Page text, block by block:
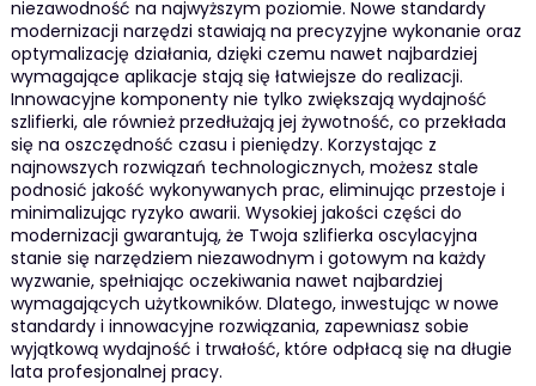
niezawodność na najwyższym poziomie. Nowe standardy
modernizacji narzędzi stawiają na precyzyjne wykonanie oraz
optymalizację działania, dzięki czemu nawet najbardziej
wymagające aplikacje stają się łatwiejsze do realizacji.
Innowacyjne komponenty nie tylko zwiększają wydajność
szlifierki, ale również przedłużają jej żywotność, co przekłada
się na oszczędność czasu i pieniędzy. Korzystając z
najnowszych rozwiązań technologicznych, możesz stale
podnosić jakość wykonywanych prac, eliminując przestoje i
minimalizując ryzyko awarii. Wysokiej jakości części do
modernizacji gwarantują, że Twoja szlifierka oscylacyjna
stanie się narzędziem niezawodnym i gotowym na każdy
wyzwanie, spełniając oczekiwania nawet najbardziej
wymagających użytkowników. Dlatego, inwestując w nowe
standardy i innowacyjne rozwiązania, zapewniasz sobie
wyjątkową wydajność i trwałość, które odpłacą się na długie
lata profesjonalnej pracy.